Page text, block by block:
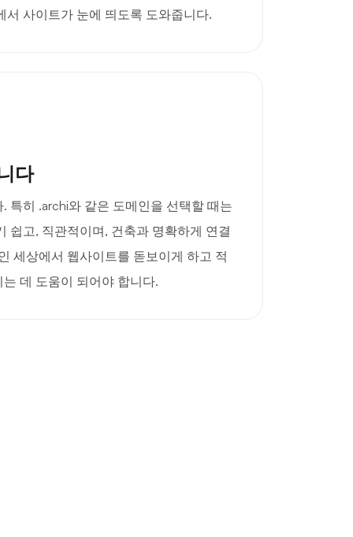
서 사이트가 눈에 띄도록 도와줍니다.
다
특히 .archi와 같은 도메인을 선택할 때는
쉽고, 직관적이며, 건축과 명확하게 연결
세상에서 웹사이트를 돋보이게 하고 적
데 도움이 되어야 합니다.